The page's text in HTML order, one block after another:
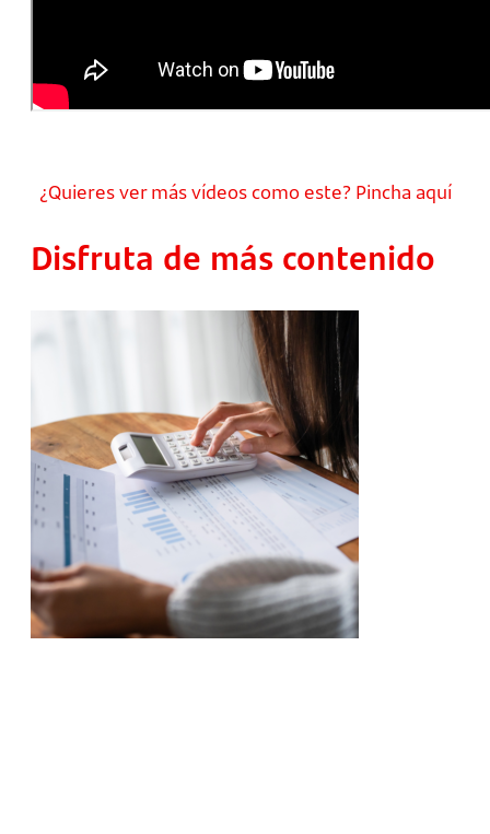
¿Quieres ver más vídeos como este? Pincha aquí
Disfruta de más contenido